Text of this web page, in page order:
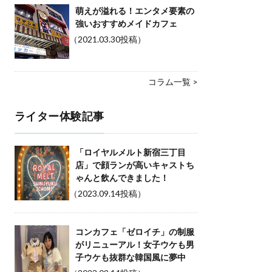
萌えが溢れる！エンタメ要素の
強いおすすめメイドカフェ
（2021.03.30投稿）
コラム一覧 >
ライター体験記事
「ロイヤルメルト新宿三丁目
店」で顔ランが高いキャストち
ゃんと飲んできました！
（2023.09.14投稿）
コンカフェ「ゼロイチ」の制服
がリニューアル！女子ウケも男
子ウケも抜群な韓国風に夢中